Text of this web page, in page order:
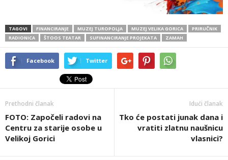
TAGOVI FINANCIRANJE MUZEJ TUROPOLJA MUZEJ VELIKA GORICA
PRIRUČNIK
RADIONICA
ŠTOOS TEATAR SUFINANCIRANJE PROJEKATA ZAMAH
Facebook Twitter
Prethodni članak
FOTO: Započeli radovi na
Centru za starije osobe u
Velikoj Gorici
Idući članak
Tko će postati junak dana i
vratiti zlatnu naušnicu
vlasnici?